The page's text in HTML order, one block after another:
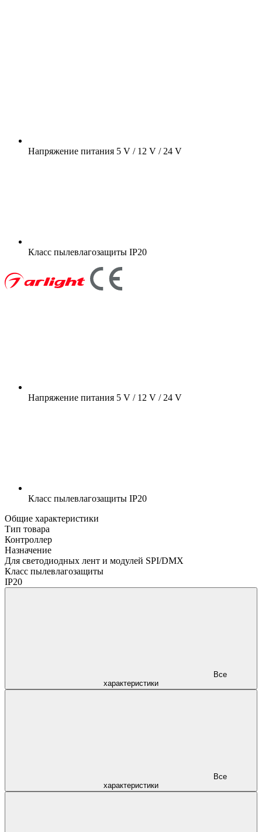
Напряжение питания 5 V / 12 V / 24 V
Класс пылевлагозащиты IP20
Напряжение питания 5 V / 12 V / 24 V
Класс пылевлагозащиты IP20
Общие характеристики
Тип товара
Контроллер
Назначение
Для светодиодных лент и модулей SPI/DMX
Класс пылевлагозащиты
IP20
характеристики
характеристики